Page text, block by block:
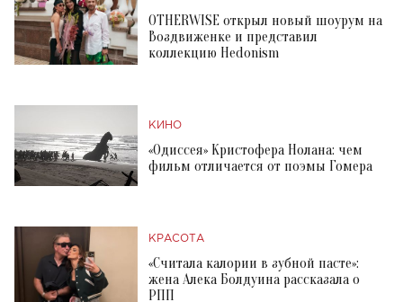
OTHERWISE открыл новый шоурум на
Воздвиженке и представил
коллекцию Hedonism
КИНО
«Одиссея» Кристофера Нолана: чем
фильм отличается от поэмы Гомера
КРАСОТА
«Считала калории в зубной пасте»:
жена Алека Болдуина рассказала о
РПП